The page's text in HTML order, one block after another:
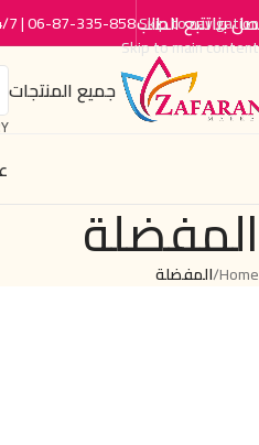
Skip to navigation
Skip to main content
بناتتبع الطلب06-87-335-858 | 24/7 الدعم
جميع المنتجات
المفضلة
Home
/المفضلة